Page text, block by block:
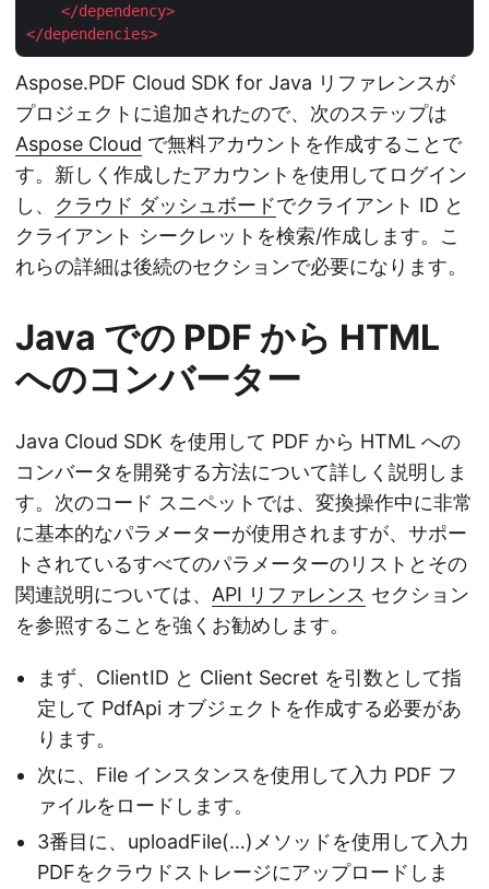
</dependency>
</dependencies>
Aspose.PDF Cloud SDK for Java リファレンスが
プロジェクトに追加されたので、次のステップは
Aspose Cloud で無料アカウントを作成することで
す。新しく作成したアカウントを使用してログイン
し、 クラウド ダッシュボードでクライアント ID と
クライアント シークレットを検索/作成します。こ
れらの詳細は後続のセクションで必要になります。
Java での PDF から HTML
へのコンバーター
Java Cloud SDK を使用して PDF から HTML への
コンバータを開発する方法について詳しく説明しま
す。次のコード スニペットでは、変換操作中に非常
に基本的なパラメーターが使用されますが、サポー
トされているすべてのパラメーターのリストとその
関連説明については、 API リファレンス セクション
を参照することを強くお勧めします。
まず、ClientID と Client Secret を引数として指
定して PdfApi オブジェクトを作成する必要があ
ります。
次に、File インスタンスを使用して入力 PDF フ
ァイルをロードします。
3番目に、uploadFile(…)メソッドを使用して入力
PDFをクラウドストレージにアップロードしま